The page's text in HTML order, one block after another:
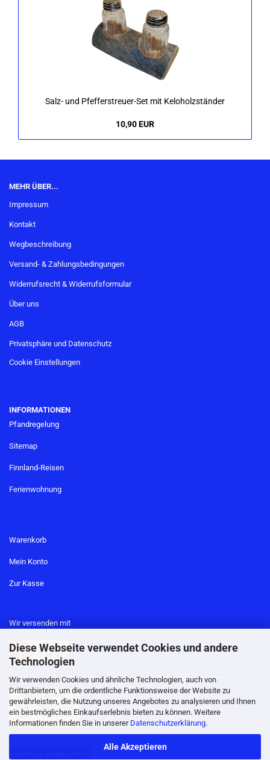
Diese Webseite verwendet Cookies und andere
Technologien
Wir verwenden Cookies und ähnliche Technologien, auch von
Drittanbietern, um die ordentliche Funktionsweise der Website zu
gewährleisten, die Nutzung unseres Angebotes zu analysieren und Ihnen
ein bestmögliches Einkaufserlebnis bieten zu können. Weitere
Informationen finden Sie in unserer Datenschutzerklärung.
Alle Akzeptieren
Salz- und Pfefferstreuer-​Set mit Kel­oholz­stän­der
10,90 EUR
MEHR ÜBER...
Impressum
Kontakt
Wegbeschreibung
Versand- & Zahlungsbedingungen
Widerrufsrecht & Widerrufsformular
Über uns
AGB
Privatsphäre und Datenschutz
Cookie Einstellungen
INFORMATIONEN
Pfandregelung
Sitemap
Finnland-Reisen
Ferienwohnung
Warenkorb
Mein Konto
Zur Kasse
Wir versenden mit